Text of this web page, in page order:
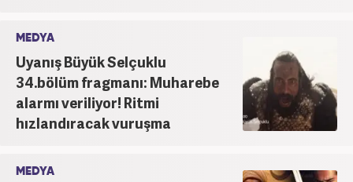
MEDYA
Uyanış Büyük Selçuklu
34.bölüm fragmanı: Muharebe
alarmı veriliyor! Ritmi
hızlandıracak vuruşma
MEDYA